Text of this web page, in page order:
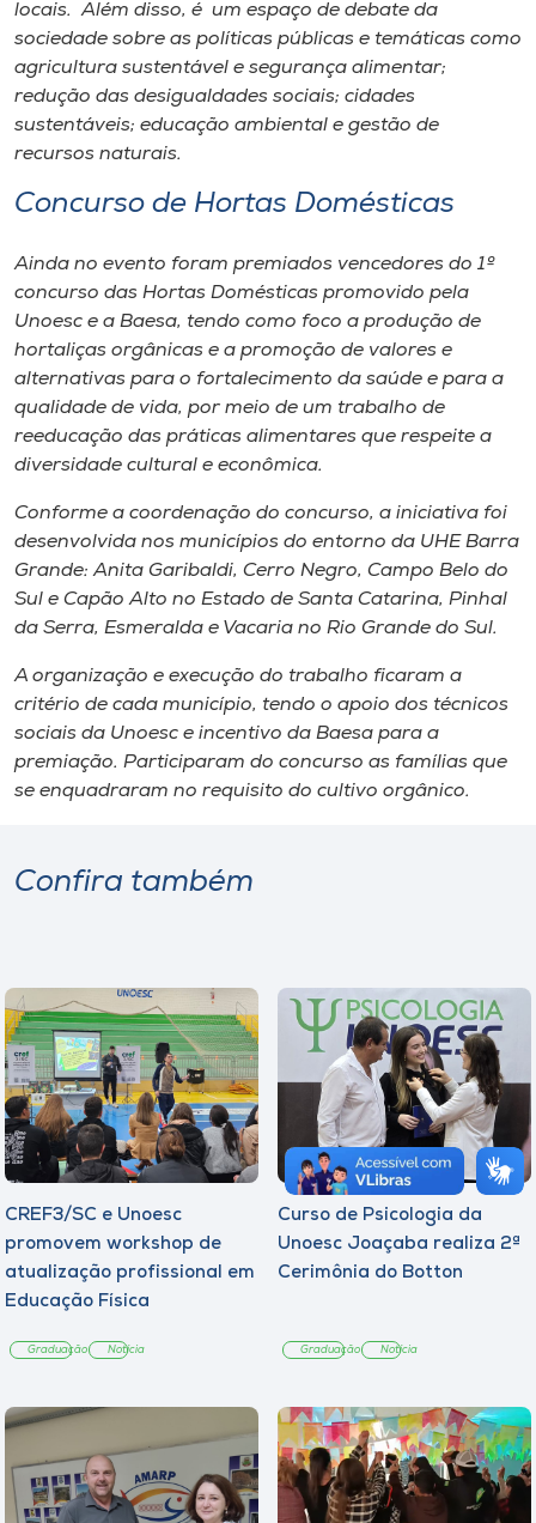
Store
o idioma
A+
A-
locais. Além disso, é um espaço de debate da
sociedade sobre as políticas públicas e temáticas como
agricultura sustentável e segurança alimentar;
redução das desigualdades sociais; cidades
sustentáveis; educação ambiental e gestão de
recursos naturais.
Concurso de Hortas Domésticas
Ainda no evento foram premiados vencedores do 1º
concurso das Hortas Domésticas promovido pela
Unoesc e a Baesa, tendo como foco a produção de
hortaliças orgânicas e a promoção de valores e
alternativas para o fortalecimento da saúde e para a
qualidade de vida, por meio de um trabalho de
reeducação das práticas alimentares que respeite a
diversidade cultural e econômica.
Conforme a coordenação do concurso, a iniciativa foi
desenvolvida nos municípios do entorno da UHE Barra
Grande: Anita Garibaldi, Cerro Negro, Campo Belo do
Sul e Capão Alto no Estado de Santa Catarina, Pinhal
da Serra, Esmeralda e Vacaria no Rio Grande do Sul.
A organização e execução do trabalho ficaram a
critério de cada município, tendo o apoio dos técnicos
sociais da Unoesc e incentivo da Baesa para a
premiação. Participaram do concurso as famílias que
se enquadraram no requisito do cultivo orgânico.
Confira também
CREF3/SC e Unoesc
promovem workshop de
atualização profissional em
Educação Física
Graduação Notícia
Curso de Psicologia da
Unoesc Joaçaba realiza 2ª
Cerimônia do Botton
Graduação Notícia